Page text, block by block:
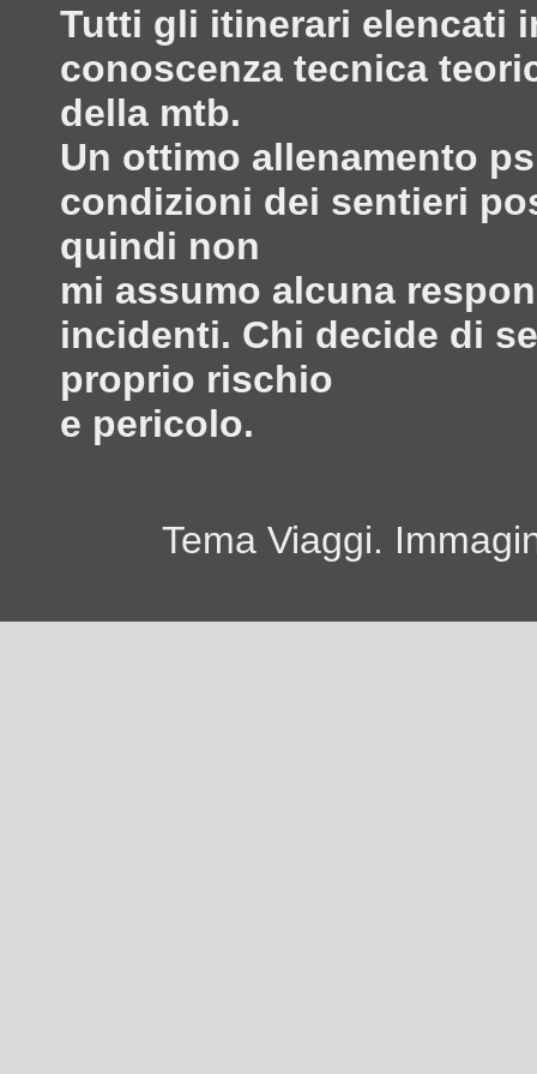
Tutti gli itinerari elencati
conoscenza tecnica
della mtb.
Un ottimo allenamento
condizioni dei sentieri
quindi non
mi assumo alcuna
incidenti. Chi decide di
proprio rischio
e pericolo.
Tema Viaggi.